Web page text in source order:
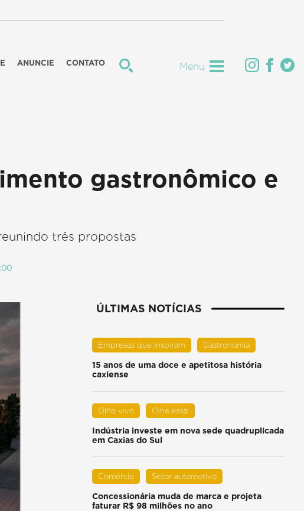
ANUNCIE CONTATO Menu
gastronômico e
três propostas
ÚLTIMAS NOTÍCIAS
Empresas que inspiram Gastronomia
15 anos de uma doce e apetitosa história
caxiense
Olho vivo Olha essa!
Indústria investe em nova sede quadruplicada
em Caxias do Sul
Comércio Setor automotivo
Concessionária muda de marca e projeta
faturar R$ 98 milhões no ano